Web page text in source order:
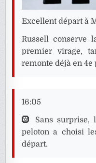
Excellent départ à
Russell conserve
premier virage,
remonte déjà en 4e
16:05
🛞 Sans surprise,
peloton a choisi
départ.